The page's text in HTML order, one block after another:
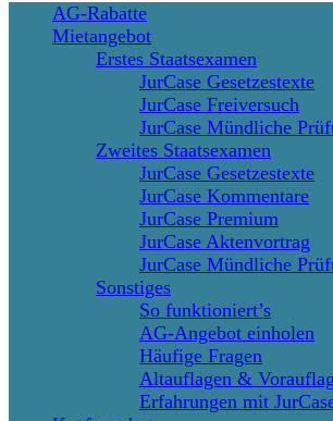
AG-Rabatte
Mietangebot
Erstes Staatsexamen
JurCase Gesetzestexte
JurCase Freiversuch
JurCase Mündliche
Zweites Staatsexamen
JurCase Gesetzestexte
JurCase Kommentare
JurCase Premium
JurCase Aktenvortrag
JurCase Mündliche
Sonstiges
So funktioniert’s
AG-Angebot einholen
Häufige Fragen
Altauflagen &
Erfahrungen mit